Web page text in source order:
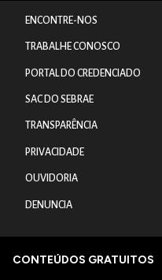
ENCONTRE-NOS
TRABALHE CONOSCO
PORTAL DO CREDENCIADO
SAC DO SEBRAE
TRANSPARÊNCIA
PRIVACIDADE
OUVIDORIA
DENUNCIA
CONTEÚDOS GRATUITOS